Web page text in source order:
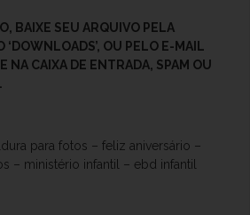
BAIXE SEU ARQUIVO PELA
‘DOWNLOADS’, OU PELO E-MAIL
NA CAIXA DE ENTRADA, SPAM OU
para fotos – feliz aniversário –
– ministério infantil – ebd infantil